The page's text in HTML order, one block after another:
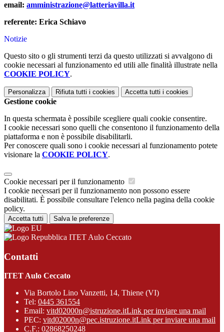
email: amministrazione@latteriavilla.it
referente: Erica Schiavo
Notizie
Questo sito o gli strumenti terzi da questo utilizzati si avvalgono di
cookie necessari al funzionamento ed utili alle finalità illustrate nella
COOKIE POLICY.
Personalizza Rifiuta tutti i cookies Accetta tutti i cookies
Gestione cookie
In questa schermata è possibile scegliere quali cookie consentire.
I cookie necessari sono quelli che consentono il funzionamento della
piattaforma e non è possibile disabilitarli.
Per conoscere quali sono i cookie necessari al funzionamento potete
visionare la COOKIE POLICY.
Cookie necessari per il funzionamento
I cookie necessari per il funzionamento non possono essere
disabilitati. È possibile consultare l'elenco nella pagina della cookie
policy.
Accetta tutti Salva le preferenze
ITET Aulo Ceccato
Contatti
ITET Aulo Ceccato
Via Bortolo Lino Vanzetti, 14, Thiene (VI)
Tel: 0445 361554
Email: vitd02000n@istruzione.itLink per inviare una mail
PEC: vitd02000n@pec.istruzione.itLink per inviare una mail
C.F.: 02868250248